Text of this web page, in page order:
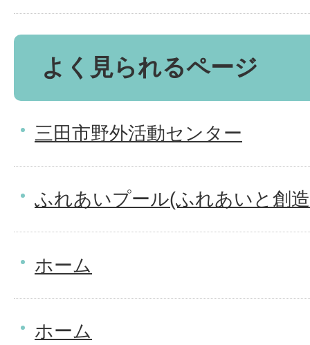
よく見られるページ
三田市野外活動センター
ふれあいプール(ふれあいと創
ホーム
ホーム